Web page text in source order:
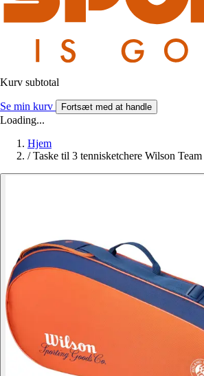
Kurv subtotal
Se min kurv Fortsæt med at handle
Loading...
Hjem
/ Taske til 3 tennisketchere Wilson